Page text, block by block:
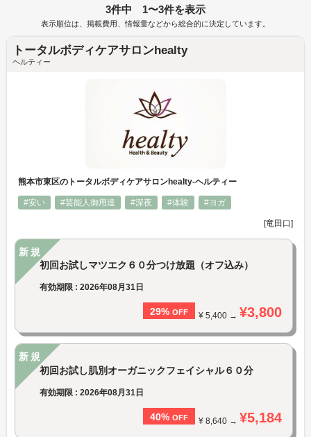
3件中 1〜3件を表示
表示順位は、掲載費用、情報量などから総合的に決定しています。
トータルボディケアサロンhealty
ヘルティー
熊本市東区のトータルボディケアサロンhealty-ヘルティー
#安い #芸能人御用達 #深夜 #体験 #ヨガ
[竜田口]
新規
初回お試しマツエク６０分つけ放題（オフ込み）
有効期限 : 2026年08月31日
29% OFF ¥ 5,400 → ¥3,800
新規
初回お試し肌別オーガニックフェイシャル６０分
有効期限 : 2026年08月31日
40% OFF ¥ 8,640 → ¥5,184